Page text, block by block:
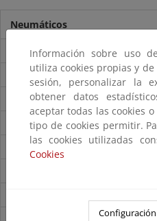
Neumáticos
¿Qué son los neumáticos al final de
¿Dónde se generan?
¿Qué características tienen?
¿Por qué se deben gestionar
¿Cuál es su ciclo de gestión?
Información sobre uso
utiliza cookies propias y
sesión, personalizar la
obtener datos
aceptar todas las cookies
tipo de cookies permitir.
las cookies utilizadas
Cookies